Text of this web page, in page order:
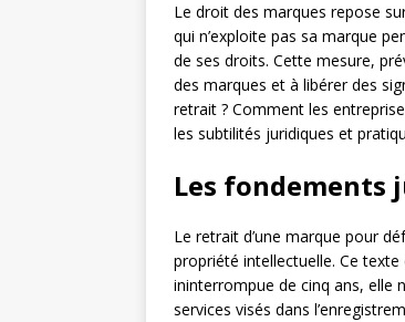
Le droit des marques repose
qui n’exploite pas sa marque
de ses droits. Cette mesure,
des marques et à libérer des
retrait ? Comment les
les subtilités juridiques et
Les fondements
Le retrait d’une marque pour
propriété intellectuelle. Ce texte
ininterrompue de cinq ans, elle
services visés dans